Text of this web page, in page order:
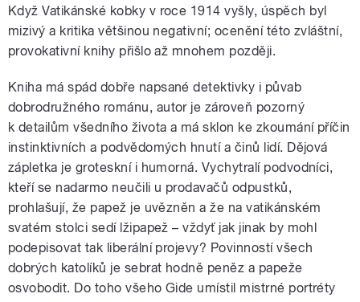
Když Vatikánské kobky v roce 1914 vyšly, úspěch byl
mizivý a kritika většinou negativní; ocenění této zvláštní,
provokativní knihy přišlo až mnohem později.
Kniha má spád dobře napsané detektivky i půvab
dobrodružného románu, autor je zároveň pozorný
k detailům všedního života a má sklon ke zkoumání příčin
instinktivních a podvědomých hnutí a činů lidí. Dějová
zápletka je groteskní i humorná. Vychytralí podvodníci,
kteří se nadarmo neučili u prodavačů odpustků,
prohlašují, že papež je uvězněn a že na vatikánském
svatém stolci sedí lžipapež – vždyť jak jinak by mohl
podepisovat tak liberální projevy? Povinností všech
dobrých katolíků je sebrat hodně peněz a papeže
osvobodit. Do toho všeho Gide umístil mistrné portréty